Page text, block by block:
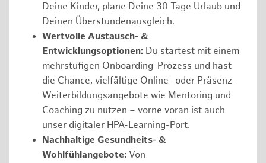
Deine Kinder, plane Deine 30 Tage Urlaub und
Deinen Überstundenausgleich.
Wertvolle Austausch- &
Entwicklungsoptionen: Du startest mit einem
mehrstufigen Onboarding-Prozess und hast
die Chance, vielfältige Online- oder Präsenz-
Weiterbildungsangebote wie Mentoring und
Coaching zu nutzen – vorne voran ist auch
unser digitaler HPA-Learning-Port.
Nachhaltige Gesundheits- &
Wohlfühlangebote: Von